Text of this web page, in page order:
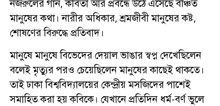
নজরুলের গান, কবিতা আর প্রবন্ধে উঠে এসেছে বঞ্চিত
মানুষের কথা। নারীর অধিকার, শ্রমজীবী মানুষের কষ্ট,
শোষণের বিরুদ্ধে প্রতিবাদ।
মানুষে মানুষে বিভেদের দেয়াল ভাঙার স্বপ্ন দেখেছিলেন
বলেই মৃত্যুর পরও চেয়েছিলেন মানুষের কাছেই থাকতে।
তাই ঢাকা বিশ্ববিদ্যালয়ের কেন্দ্রীয় মসজিদের পাশেই
সমাহিত করা হয় কবিকে। যেখানে প্রতিদিন ধর্ম-বর্ণ ভুলে